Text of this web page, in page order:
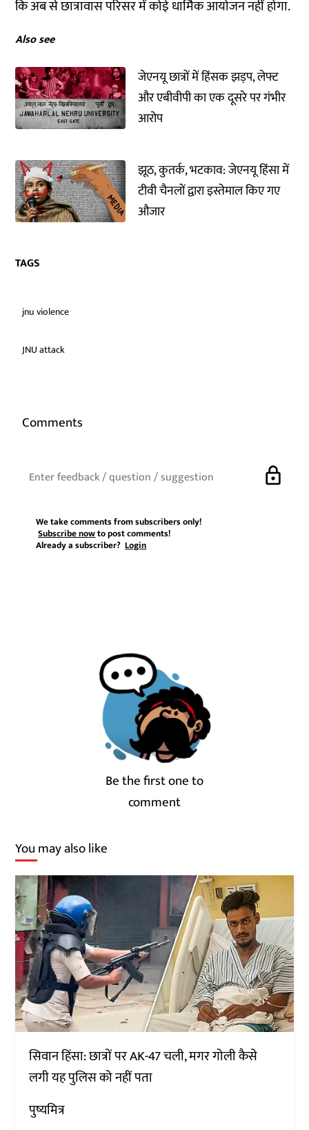
कि अब से छात्रावास परिसर में कोई धार्मिक आयोजन नहीं होगा.
Also see
जेएनयू छात्रों में हिंसक झड़प, लेफ्ट
और एबीवीपी का एक दूसरे पर गंभीर
आरोप
झूठ, कुतर्क, भटकाव: जेएनयू हिंसा में
टीवी चैनलों द्वारा इस्तेमाल किए गए
औजार
TAGS
jnu violence
JNU attack
Comments
lock
We take comments from subscribers only!
Subscribe nowto post comments!
Already a subscriber?Login
Be the first one to
comment
You may also like
सिवान हिंसा: छात्रों पर AK-47 चली, मगर गोली कैसे
लगी यह पुलिस को नहीं पता
पुष्यमित्र